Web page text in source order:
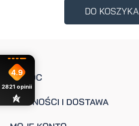
DO KOSZYKA
POMOC
PŁATNOŚCI I DOSTAWA
4.9
2821 opinii